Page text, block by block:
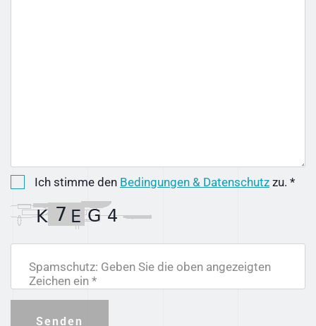
Ich stimme den Bedingungen & Datenschutz zu. *
Spamschutz: Geben Sie die oben angezeigten
Zeichen ein *
Senden